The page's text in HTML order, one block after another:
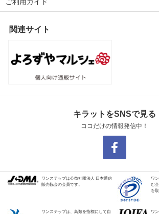
関連サイト
キラットをSNSで見る
ココだけの情報発信中！
ワンステップは公益社団法人 日本通信
販売協会の会員です。
ワ
む
を
ワンステップは、鳥類を指標にして自 ワ